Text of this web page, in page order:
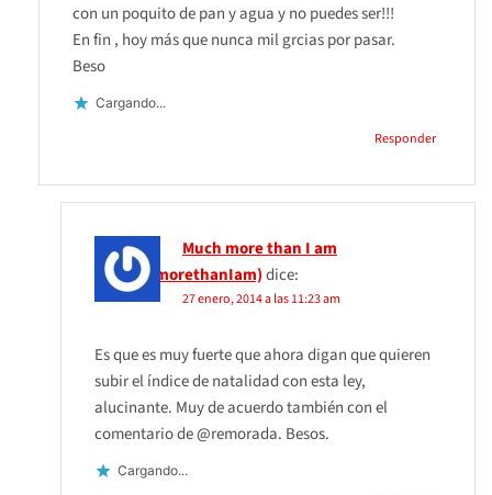
con un poquito de pan y agua y no puedes ser!!!
En fin , hoy más que nunca mil grcias por pasar.
Beso
Cargando...
Responder
Much more than I am
(@MuchmorethanIam)dice:
27 enero, 2014 a las 11:23 am
Es que es muy fuerte que ahora digan que quieren
subir el índice de natalidad con esta ley,
alucinante. Muy de acuerdo también con el
comentario de @remorada. Besos.
Cargando...